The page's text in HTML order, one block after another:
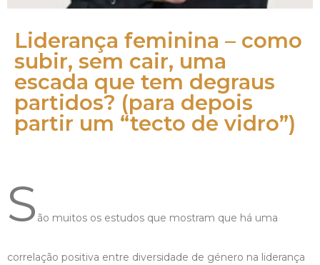
Liderança feminina – como
subir, sem cair, uma
escada que tem degraus
partidos? (para depois
partir um “tecto de vidro”)
S ão muitos os estudos que mostram que há uma
correlação positiva entre diversidade de género na liderança